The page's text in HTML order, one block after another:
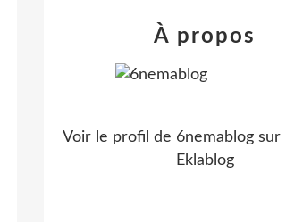
À propos
Voir le profil de 6nemablog sur
Eklablog